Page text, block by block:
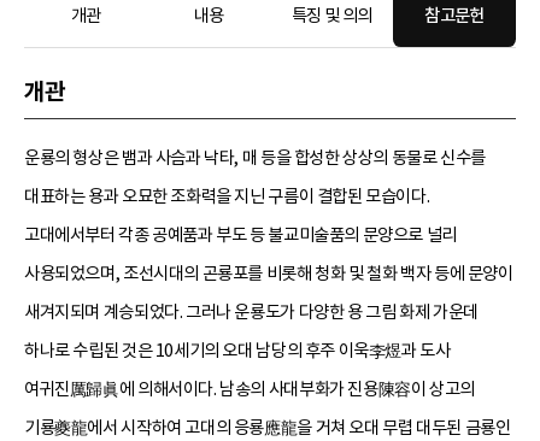
개관 내용 특징 및 의의 참고문헌
개관
운룡의 형상은 뱀과 사슴과 낙타, 매 등을 합성한 상상의 동물로 신수를
대표하는 용과 오묘한 조화력을 지닌 구름이 결합된 모습이다.
고대에서부터 각종 공예품과 부도 등 불교미술품의 문양으로 널리
사용되었으며, 조선시대의 곤룡포를 비롯해 청화 및 철화 백자 등에 문양이
새겨지되며 계승되었다. 그러나 운룡도가 다양한 용 그림 화제 가운데
하나로 수립된 것은 10세기의 오대 남당의 후주 이욱李煜과 도사
여귀진厲歸眞에 의해서이다. 남송의 사대부화가 진용陳容이 상고의
기룡夔龍에서 시작하여 고대의 응룡應龍을 거쳐 오대 무렵 대두된 금룡인